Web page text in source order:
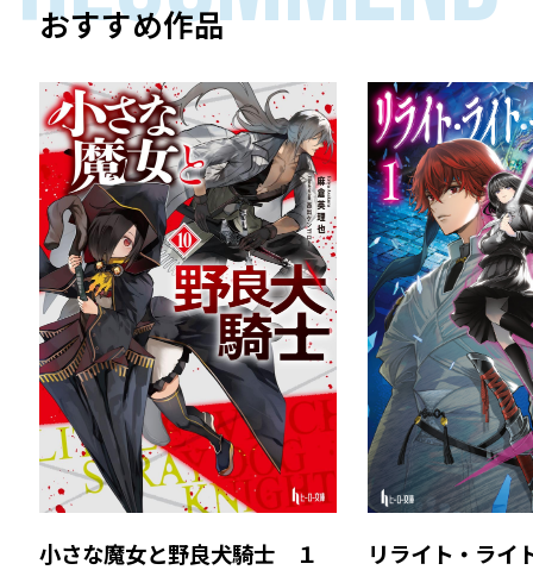
おすすめ作品
小さな魔女と野良犬騎士 １
リライト・ライ